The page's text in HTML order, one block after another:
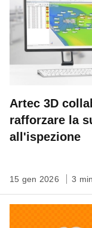
Artec 3D
rafforzare la
all'ispezione
15 gen 2026 3